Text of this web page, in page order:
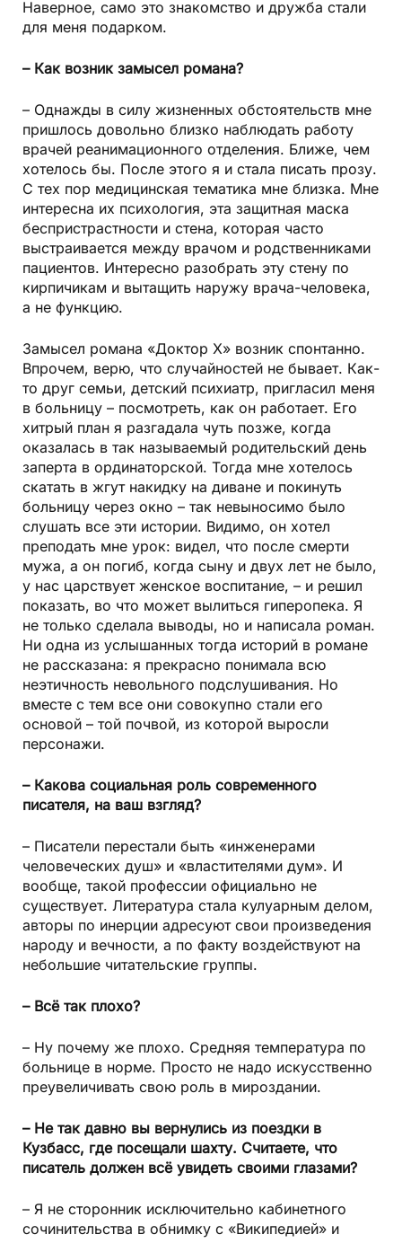
Наверное, само это знакомство и дружба стали
для меня подарком.
– Как возник замысел романа?
– Однажды в силу жизненных обстоятельств мне
пришлось довольно близко наблюдать работу
врачей реанимационного отделения. Ближе, чем
хотелось бы. После этого я и стала писать прозу.
С тех пор медицинская тематика мне близка. Мне
интересна их психология, эта защитная маска
беспристрастности и стена, которая часто
выстраивается между врачом и родственниками
пациентов. Интересно разобрать эту стену по
кирпичикам и вытащить наружу врача-человека,
а не функцию.
Замысел романа «Доктор Х» возник спонтанно.
Впрочем, верю, что случайностей не бывает. Как-
то друг семьи, детский психиатр, пригласил меня
в больницу – посмотреть, как он работает. Его
хитрый план я разгадала чуть позже, когда
оказалась в так называемый родительский день
заперта в ординаторской. Тогда мне хотелось
скатать в жгут накидку на диване и покинуть
больницу через окно – так невыносимо было
слушать все эти истории. Видимо, он хотел
преподать мне урок: видел, что после смерти
мужа, а он погиб, когда сыну и двух лет не было,
у нас царствует женское воспитание, – и решил
показать, во что может вылиться гиперопека. Я
не только сделала выводы, но и написала роман.
Ни одна из услышанных тогда историй в романе
не рассказана: я прекрасно понимала всю
неэтичность невольного подслушивания. Но
вместе с тем все они совокупно стали его
основой – той почвой, из которой выросли
персонажи.
– Какова социальная роль современного
писателя, на ваш взгляд?
– Писатели перестали быть «инженерами
человеческих душ» и «властителями дум». И
вообще, такой профессии официально не
существует. Литература стала кулуарным делом,
авторы по инерции адресуют свои произведения
народу и вечности, а по факту воздействуют на
небольшие читательские группы.
– Всё так плохо?
– Ну почему же плохо. Средняя температура по
больнице в норме. Просто не надо искусственно
преувеличивать свою роль в мироздании.
– Не так давно вы вернулись из поездки в
Кузбасс, где посещали шахту. Считаете, что
писатель должен всё увидеть своими глазами?
– Я не сторонник исключительно кабинетного
сочинительства в обнимку с «Википедией» и